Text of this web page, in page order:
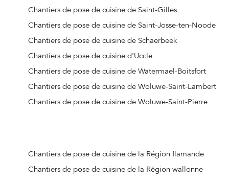
Chantiers de pose de cuisine de Saint-Gilles
Chantiers de pose de cuisine de Saint-Josse-ten-Noode
Chantiers de pose de cuisine de Schaerbeek
Chantiers de pose de cuisine d'Uccle
Chantiers de pose de cuisine de Watermael-Boitsfort
Chantiers de pose de cuisine de Woluwe-Saint-Lambert
Chantiers de pose de cuisine de Woluwe-Saint-Pierre
Chantiers de pose de cuisine de la Région flamande
Chantiers de pose de cuisine de la Région wallonne